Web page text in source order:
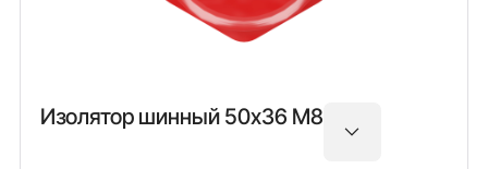
Изолятор шинный 50х36 М8